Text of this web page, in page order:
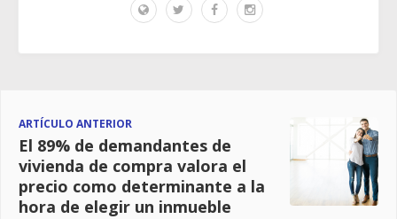
ARTÍCULO ANTERIOR
El 89% de demandantes de
vivienda de compra valora el
precio como determinante a la
hora de elegir un inmueble